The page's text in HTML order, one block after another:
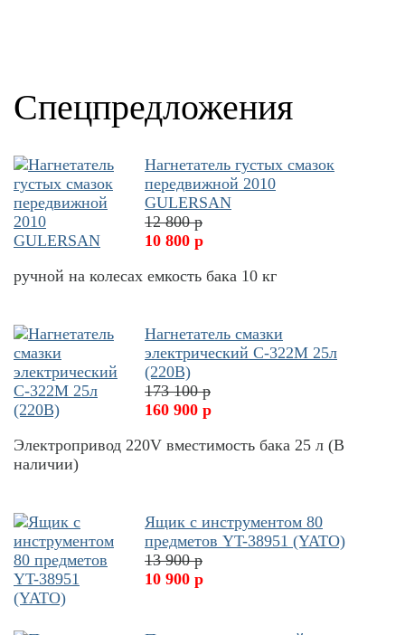
Спецпредложения
Нагнетатель густых смазок
передвижной 2010
GULERSAN
12 800 р
10 800 р
ручной на колесах емкость бака 10 кг
Нагнетатель смазки
электрический С-322М 25л
(220В)
173 100 р
160 900 р
Электропривод 220V вместимость бака 25 л (В
наличии)
Ящик с инструментом 80
предметов YT-38951 (YATO)
13 900 р
10 900 р